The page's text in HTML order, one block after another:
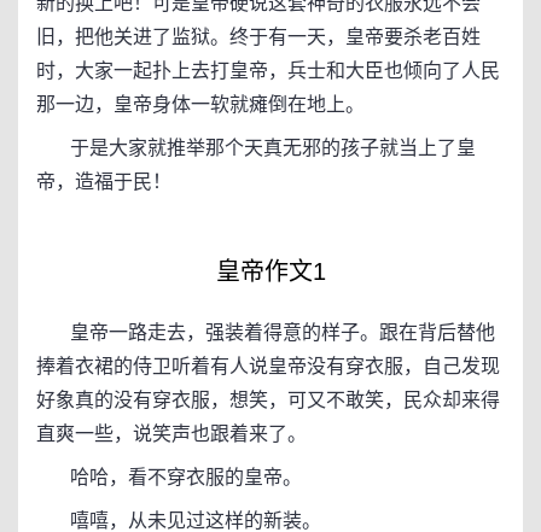
旧，把他关进了监狱。终于有一天，皇帝要杀老百姓
时，大家一起扑上去打皇帝，兵士和大臣也倾向了人民
那一边，皇帝身体一软就瘫倒在地上。
于是大家就推举那个天真无邪的孩子就当上了皇
帝，造福于民！
皇帝作文1
皇帝一路走去，强装着得意的样子。跟在背后替他
捧着衣裙的侍卫听着有人说皇帝没有穿衣服，自己发现
好象真的没有穿衣服，想笑，可又不敢笑，民众却来得
直爽一些，说笑声也跟着来了。
哈哈，看不穿衣服的皇帝。
嘻嘻，从未见过这样的新装。